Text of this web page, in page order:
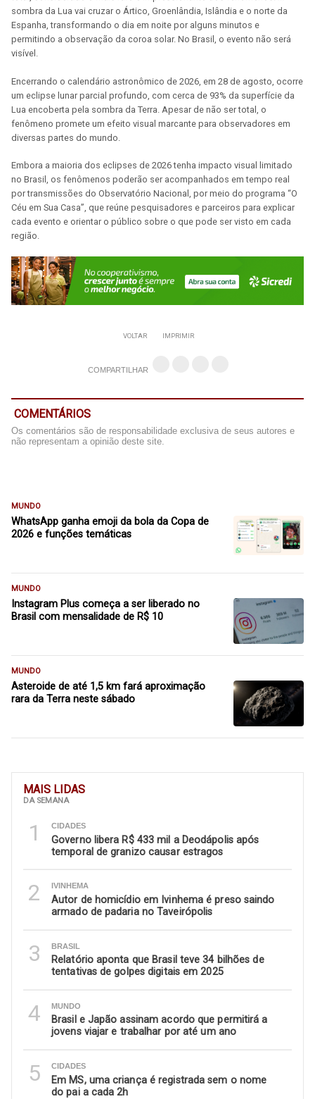
MAIS LIDAS
DA SEMANA
1 CIDADES
Governo libera R$ 433 mil a Deodápolis após
temporal de granizo causar estragos
2 IVINHEMA
Autor de homicídio em Ivinhema é preso saindo
armado de padaria no Taveirópolis
3 BRASIL
Relatório aponta que Brasil teve 34 bilhões de
tentativas de golpes digitais em 2025
4 MUNDO
Brasil e Japão assinam acordo que permitirá a
jovens viajar e trabalhar por até um ano
5 CIDADES
Em MS, uma criança é registrada sem o nome
do pai a cada 2h
sombra da Lua vai cruzar o Ártico, Groenlândia, Islândia e o norte da
Espanha, transformando o dia em noite por alguns minutos e
permitindo a observação da coroa solar. No Brasil, o evento não será
visível.
Encerrando o calendário astronômico de 2026, em 28 de agosto, ocorre
um eclipse lunar parcial profundo, com cerca de 93% da superfície da
Lua encoberta pela sombra da Terra. Apesar de não ser total, o
fenômeno promete um efeito visual marcante para observadores em
diversas partes do mundo.
Embora a maioria dos eclipses de 2026 tenha impacto visual limitado
no Brasil, os fenômenos poderão ser acompanhados em tempo real
por transmissões do Observatório Nacional, por meio do programa “O
Céu em Sua Casa”, que reúne pesquisadores e parceiros para explicar
cada evento e orientar o público sobre o que pode ser visto em cada
região.
VOLTAR IMPRIMIR
COMPARTILHAR
COMENTÁRIOS
Os comentários são de responsabilidade exclusiva de seus autores e
não representam a opinião deste site.
MUNDO
WhatsApp ganha emoji da bola da Copa de
2026 e funções temáticas
MUNDO
Instagram Plus começa a ser liberado no
Brasil com mensalidade de R$ 10
MUNDO
Asteroide de até 1,5 km fará aproximação
rara da Terra neste sábado